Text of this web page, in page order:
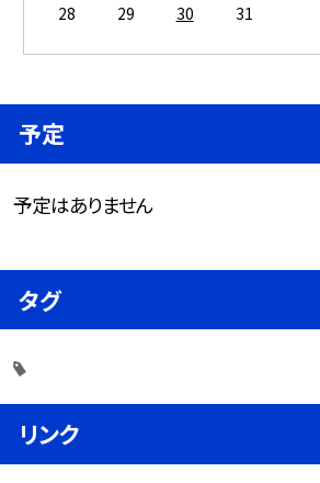
28
29 30 31
予定
予定はありません
タグ
リンク